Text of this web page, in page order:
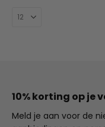
10% korting op je
Meld je aan voor de